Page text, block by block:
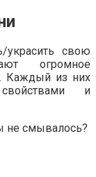
свою
огромное
Каждый из них
и
не смывалось?